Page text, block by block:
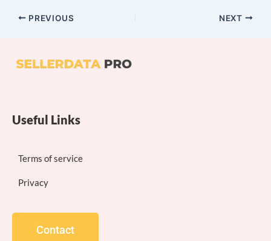
PREVIOUS NEXT
Useful Links
Terms of service
Privacy
Contact